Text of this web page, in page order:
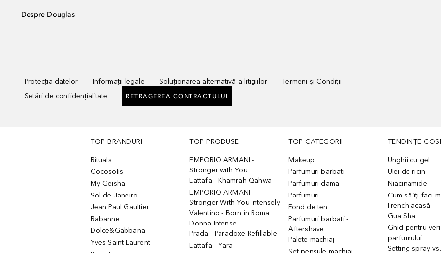
Despre Douglas
Protecția datelor Informații legale Soluționarea alternativă a litigiilor
Termeni și Condiții
Setări de confidențialitate
RETRAGEREA CONTRACTULUI
TOP BRANDURI
Rituals
Cocosolis
My Geisha
Sol de Janeiro
Jean Paul Gaultier
Rabanne
Dolce&Gabbana
Yves Saint Laurent
TOP PRODUSE
EMPORIO ARMANI -
Stronger with You
Lattafa - Khamrah Qahwa
EMPORIO ARMANI -
Stronger With You Intensely
Valentino - Born in Roma
Donna Intense
Prada - Paradoxe Refillable
Lattafa - Yara
TOP CATEGORII
Makeup
Parfumuri barbati
Parfumuri dama
Parfumuri
Fond de ten
Parfumuri barbati -
Aftershave
Palete machiaj
Set pensule machiaj
TENDINȚE
Unghii cu gel
Ulei de ricin
Niacinamide
Cum să îți faci
French acasă
Gua Sha
Ghid pentru
parfumului
Setting spray